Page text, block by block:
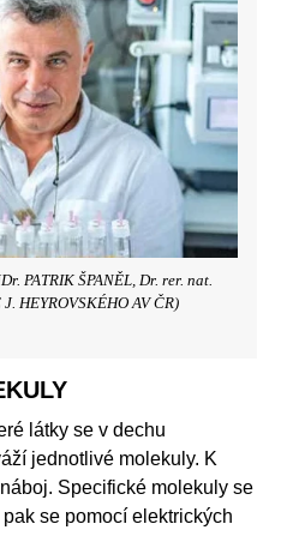
PATRIK ŠPANĚL, Dr. rer. nat.
HEYROVSKÉHO AV ČR)
látky se v dechu
jednotlivé molekuly. K
Specifické molekuly se
se pomocí elektrických